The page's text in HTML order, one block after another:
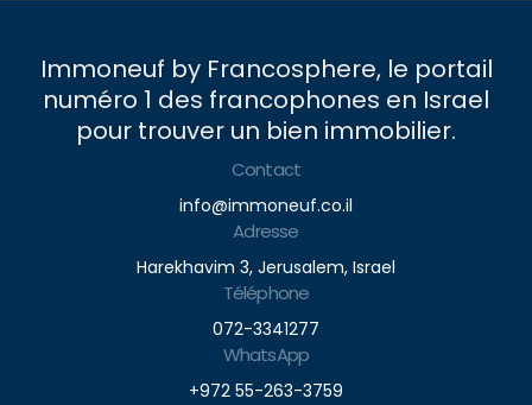
Immoneuf by Francosphere, le portail
numéro 1 des francophones en Israel
pour trouver un bien immobilier.
Contact
info@immoneuf.co.il
Adresse
Harekhavim 3, Jerusalem, Israel
Téléphone
072-3341277
WhatsApp
+972 55-263-3759